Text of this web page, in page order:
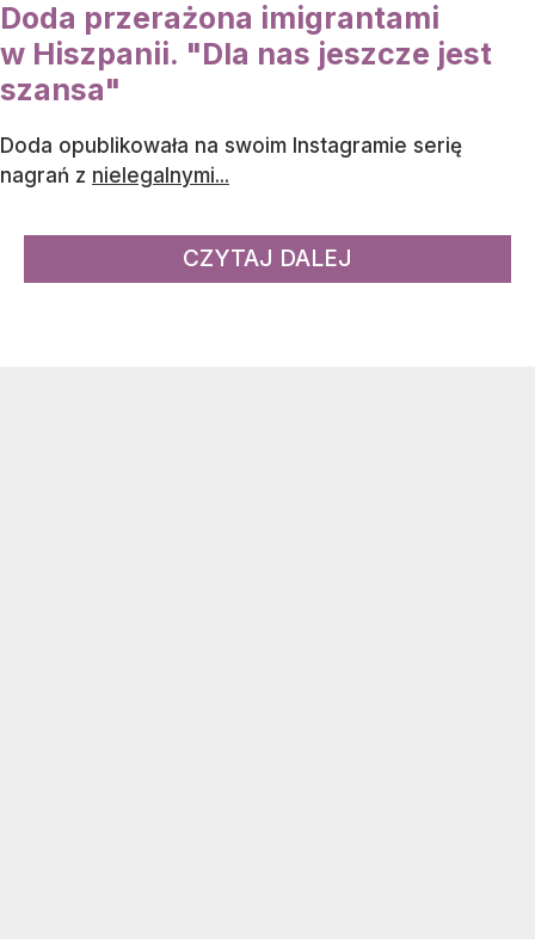
Doda przerażona imigrantami
w Hiszpanii. "Dla nas jeszcze jest
szansa"
Doda opublikowała na swoim Instagramie serię
nagrań z nielegalnymi...
CZYTAJ DALEJ